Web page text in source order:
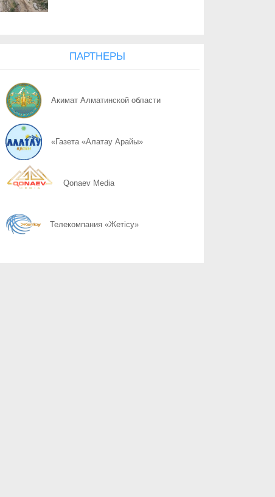
06.08 Дроппер - не безобидный посредник
06.08
06.08
06.08 Радиоэкологический мониторинг приграничных территорий
ПАРТНЕРЫ
Акимат Алматинской области
«Газета «Алатау Арайы»
Qonaev Media
Телекомпания «Жетісу»